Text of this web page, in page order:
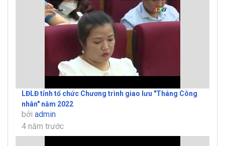
LĐLĐ tỉnh tổ chức Chương trình giao lưu "Tháng Công
nhân" năm 2022
bởi admin
4 năm trước